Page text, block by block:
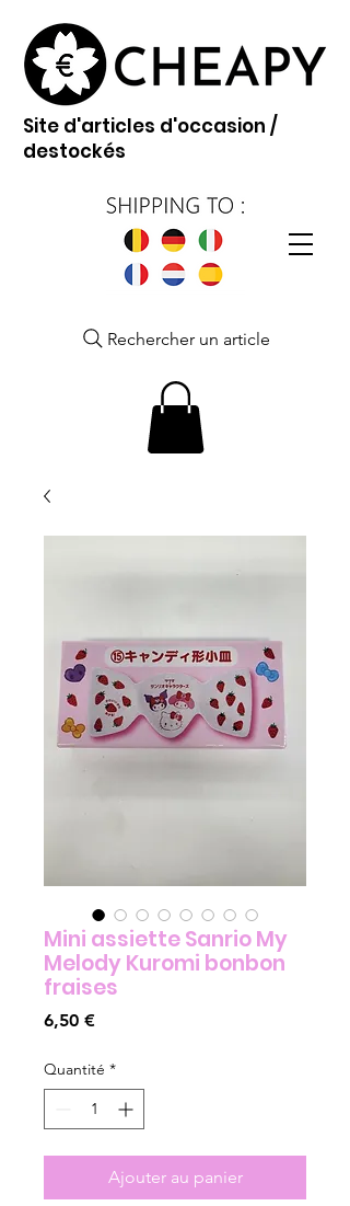
Site d'articles d'occasion /
destockés
Rechercher un article
Mini assiette Sanrio My
Melody Kuromi bonbon
fraises
6,50 €Prix
Quantité *
Ajouter au panier